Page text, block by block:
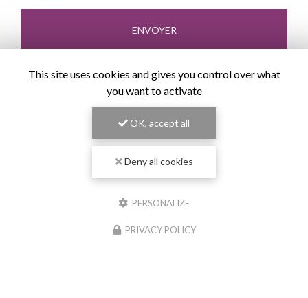
This site uses cookies and gives you control over what
you want to activate
OK, accept all
Deny all cookies
PERSONALIZE
PRIVACY POLICY